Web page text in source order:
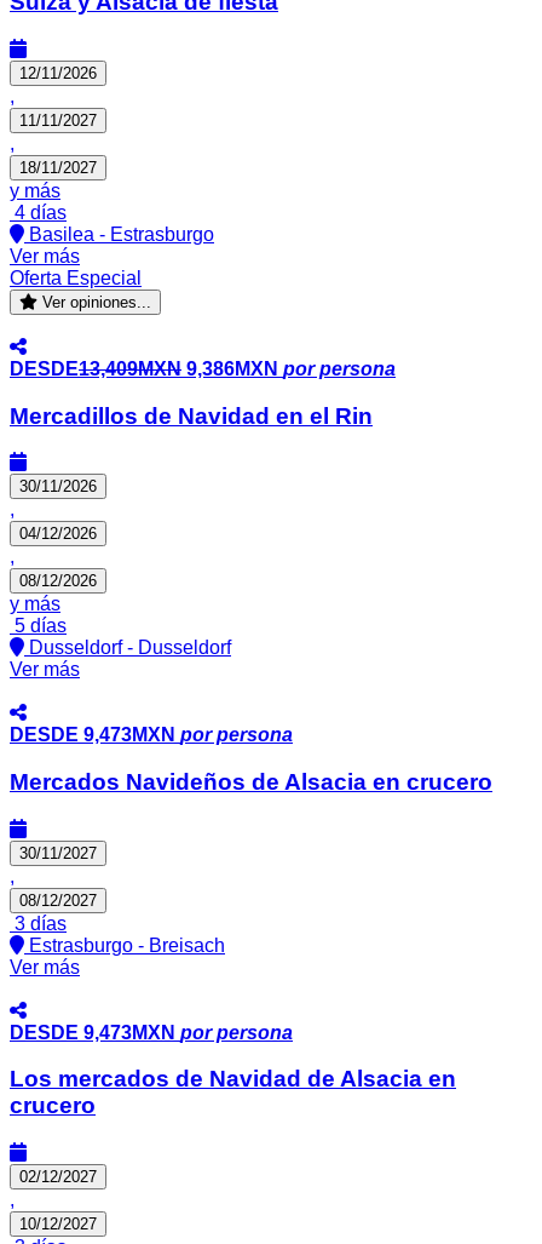
12/11/2026
,
11/11/2027
,
18/11/2027
y más
4 días
Basilea - Estrasburgo
Ver más
Oferta Especial
Ver opiniones...
DESDE13,409MXN 9,386MXN por persona
Mercadillos de Navidad en el Rin
30/11/2026
,
04/12/2026
,
08/12/2026
y más
5 días
Dusseldorf - Dusseldorf
Ver más
DESDE 9,473MXN por persona
Mercados Navideños de Alsacia en crucero
30/11/2027
,
08/12/2027
3 días
Estrasburgo - Breisach
Ver más
DESDE 9,473MXN por persona
Los mercados de Navidad de Alsacia en
crucero
02/12/2027
,
10/12/2027